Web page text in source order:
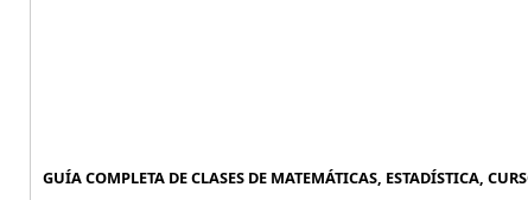
GUÍA COMPLETA DE CLASES DE MATEMÁTICAS, ESTADÍSTICA,